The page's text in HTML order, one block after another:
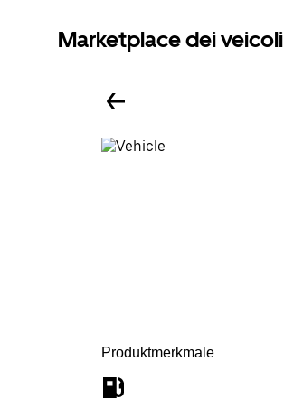
Marketplace dei veicoli
Produktmerkmale